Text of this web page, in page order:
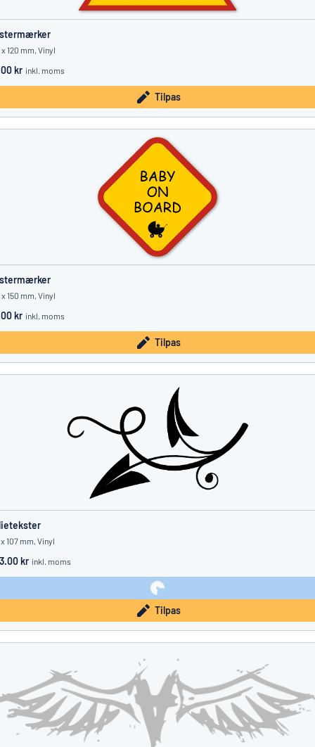
x 120 mm, Vinyl
kr inkl. moms
Tilpas
x 150 mm, Vinyl
kr inkl. moms
Tilpas
x 107 mm, Vinyl
kr inkl. moms
Tilpas